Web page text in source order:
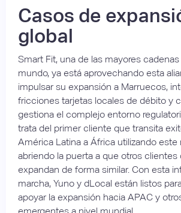
Casos de
global
Smart Fit, una de las mayores
mundo, ya está aprovechando esta
impulsar su expansión a Marruecos,
fricciones tarjetas locales de débito y
gestiona el complejo entorno
trata del primer cliente que transita
América Latina a África utilizando este
abriendo la puerta a que otros clientes
expandan de forma similar. Con esta
marcha, Yuno y dLocal están listos
apoyar la expansión hacia APAC y
emergentes a nivel mundial.